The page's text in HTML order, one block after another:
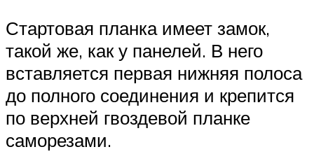
Стартовая планка имеет замок,
такой же, как у панелей. В него
вставляется первая нижняя полоса
до полного соединения и крепится
по верхней гвоздевой планке
саморезами.